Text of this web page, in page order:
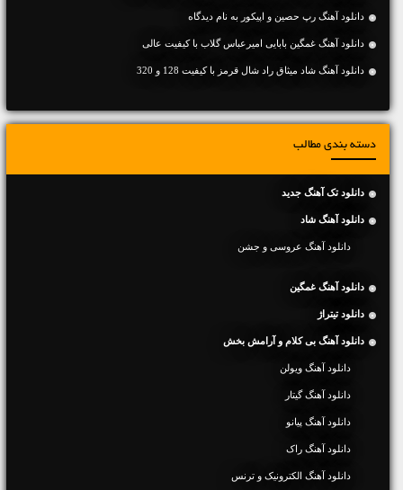
دانلود آهنگ رپ حصین و اپیکور به نام دیدگاه
دانلود آهنگ غمگین بابایی امیرعباس گلاب با کیفیت عالی
دانلود آهنگ شاد میثاق راد شال قرمز با کیفیت 128 و 320
دسته بندی مطالب
دانلود تک آهنگ جدید
دانلود آهنگ شاد
دانلود آهنگ عروسی و جشن
دانلود آهنگ غمگین
دانلود تیتراژ
دانلود آهنگ بی کلام و آرامش بخش
دانلود آهنگ ویولن
دانلود آهنگ گیتار
دانلود آهنگ پیانو
دانلود آهنگ راک
دانلود آهنگ الکترونیک و ترنس